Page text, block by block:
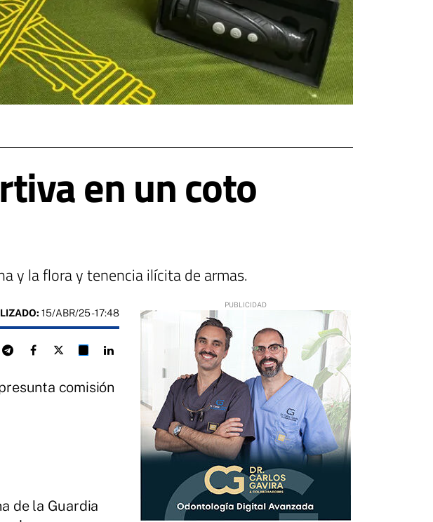
en un coto
y la flora y tenencia ilícita de armas.
15/ABR/25 - 17:48
comisión
de la Guardia